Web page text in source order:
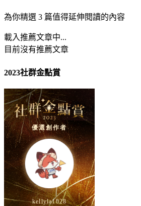
為你精選 3 篇值得延伸閱讀的內容
載入推薦文章中...
目前沒有推薦文章
2023社群金點賞